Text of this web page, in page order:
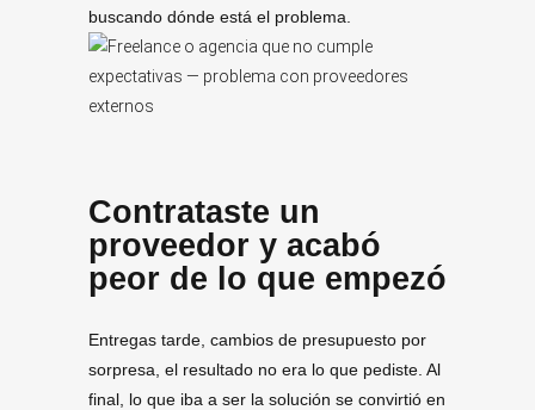
buscando dónde está el problema.
Contrataste un
proveedor y acabó
peor de lo que empezó
Entregas tarde, cambios de presupuesto por
sorpresa, el resultado no era lo que pediste. Al
final, lo que iba a ser la solución se convirtió en